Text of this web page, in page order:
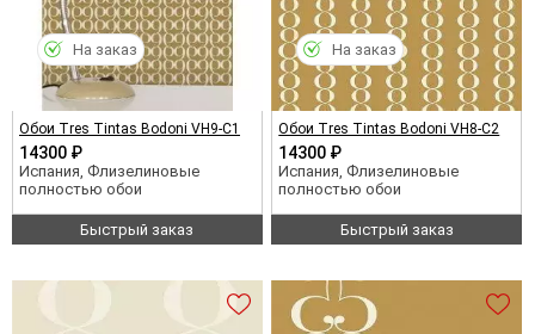
Обои Tres Tintas Bodoni VH9-C1
14300 ₽
Испания, Флизелиновые
полностью обои
Быстрый заказ
На заказ
Обои Tres Tintas Bodoni VH8-C2
14300 ₽
Испания, Флизелиновые
полностью обои
Быстрый заказ
На заказ